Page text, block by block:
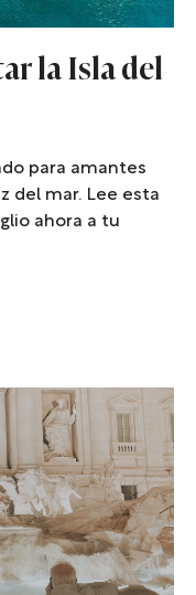
la Isla del
para amantes
del mar. Lee esta
ahora a tu